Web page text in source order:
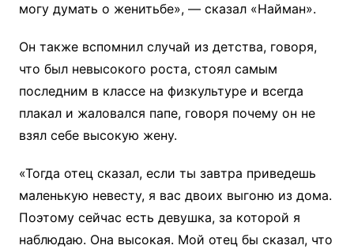
могу думать о женитьбе», — сказал «Найман».
Он также вспомнил случай из детства, говоря,
что был невысокого роста, стоял самым
последним в классе на физкультуре и всегда
плакал и жаловался папе, говоря почему он не
взял себе высокую жену.
«Тогда отец сказал, если ты завтра приведешь
маленькую невесту, я вас двоих выгоню из дома.
Поэтому сейчас есть девушка, за которой я
наблюдаю. Она высокая. Мой отец бы сказал, что